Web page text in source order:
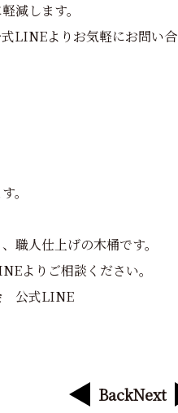
減します。
LINEよりお気軽にお問い合
。
職人仕上げの木桶です。
よりご相談ください。
公式LINE
BackNext